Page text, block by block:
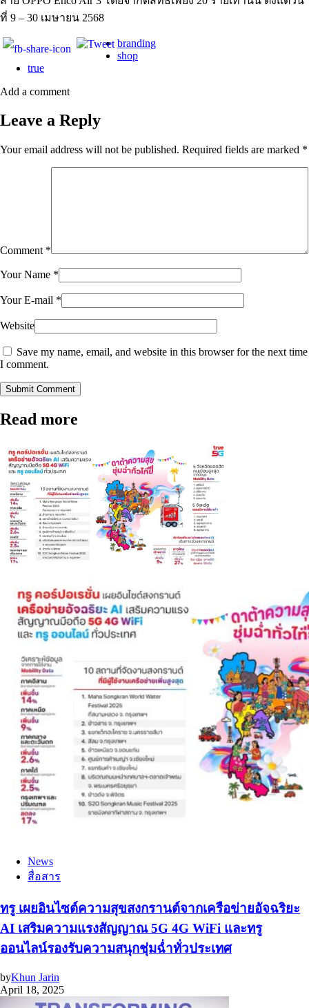
ที่ 9 – 30 เมษายน 2568
branding
shop
true
Add a comment
Leave a Reply
Your email address will not be published. Required fields are marked *
Comment *
Your Name *
Your E-mail *
Website
Save my name, email, and website in this browser for the next time
I comment.
Submit Comment
Read more
News
สื่อสาร
ทรู เผยอินไซต์ความสุขสงกรานต์จากเครือข่ายอัจฉริยะ
AI เสริมความแรงสัญญาณ 5G 4G WiFi และทรู
ออนไลน์รองรับความสนุกชุ่มฉ่ำทั่วประเทศ
byKhun Jarin
April 18, 2025